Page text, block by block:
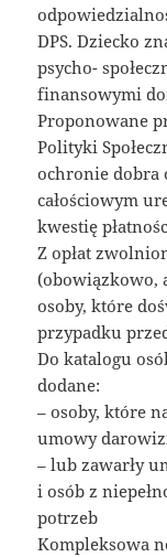
DPS. Dziecko
psycho-
finansowymi
Proponowane
Polityki
ochronie dobra
całościowym
kwestię
Z opłat
(obowiązkowo,
osoby, które
przypadku
Do katalogu
dodane:
– osoby, które
umowy
– lub zawarły
i osób z
potrzeb
Kompleksowa